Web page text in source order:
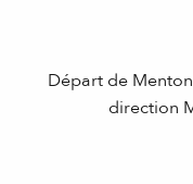
Départ de
direction